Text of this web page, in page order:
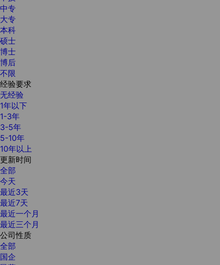
中专
大专
本科
硕士
博士
博后
不限
经验要求
无经验
1年以下
1-3年
3-5年
5-10年
10年以上
更新时间
全部
今天
最近3天
最近7天
最近一个月
最近三个月
公司性质
全部
国企